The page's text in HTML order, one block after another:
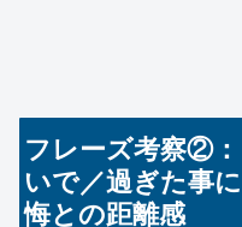
フレーズ考察②
いで／過ぎた事
悔との距離感